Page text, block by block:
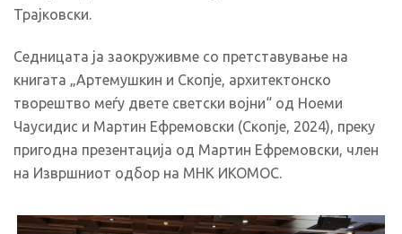
Трајковски.
Седницата ја заокруживме со претставување на
книгата „Артемушкин и Скопје, архитектонско
творештво меѓу двете светски војни“ од Ноеми
Чаусидис и Мартин Ефремовски (Скопје, 2024), преку
пригодна презентација од Мартин Ефремовски, член
на Извршниот одбор на МНК ИКОМОС.